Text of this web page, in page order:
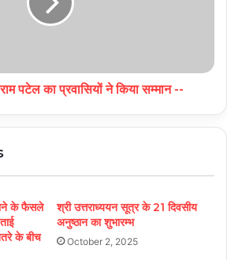
पटेल का प्रवासियों ने किया सम्मान --
के फैसले
के बीच
श्री उत्तराध्ययन सूत्र के 21 दिवसीय
अनुष्ठान का शुभारम्भ
October 2, 2025